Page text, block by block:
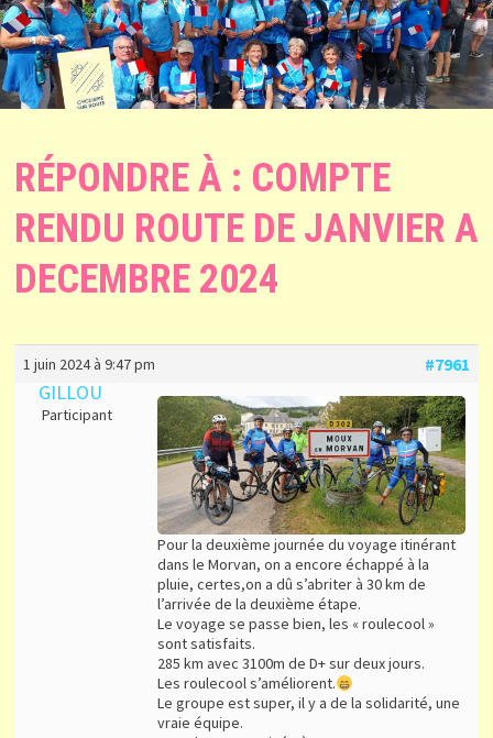
RÉPONDRE À : COMPTE
RENDU ROUTE DE JANVIER A
DECEMBRE 2024
1 juin 2024 à 9:47 pm #7961
GILLOU
Participant
Pour la deuxième journée du voyage itinérant
dans le Morvan, on a encore échappé à la
pluie, certes,on a dû s’abriter à 30 km de
l’arrivée de la deuxième étape.
Le voyage se passe bien, les « roulecool »
sont satisfaits.
285 km avec 3100m de D+ sur deux jours.
Les roulecool s’améliorent.
Le groupe est super, il y a de la solidarité, une
vraie équipe.